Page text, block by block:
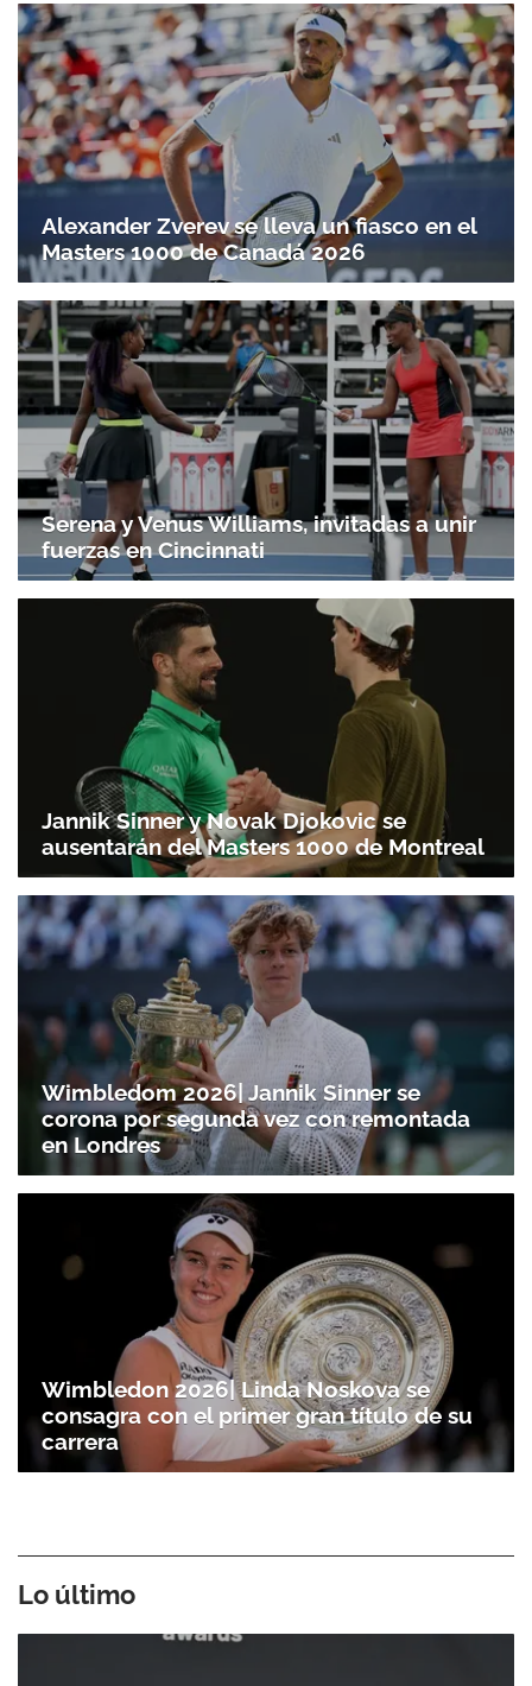
Alexander Zverev se lleva un fiasco en el
Masters 1000 de Canadá 2026
Serena y Venus Williams, invitadas a unir
fuerzas en Cincinnati
Jannik Sinner y Novak Djokovic se
ausentarán del Masters 1000 de Montreal
Wimbledom 2026| Jannik Sinner se
corona por segunda vez con remontada
en Londres
Wimbledon 2026| Linda Noskova se
consagra con el primer gran título de su
carrera
Lo último